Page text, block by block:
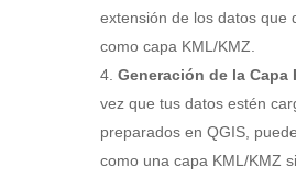
extensión de los datos que
como capa KML/KMZ.
Generación de la Capa
vez que tus datos estén
preparados en QGIS,
como una capa KML/KMZ